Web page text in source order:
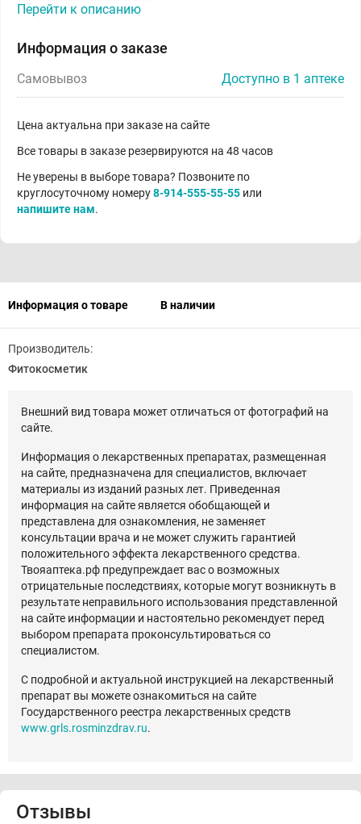
Перейти к описанию
Информация о заказе
Самовывоз Доступно в 1 аптеке
Цена актуальна при заказе на сайте
Все товары в заказе резервируются на 48 часов
Не уверены в выборе товара? Позвоните по
круглосуточному номеру8-914-555-55-55 или
напишите нам.
Информация о товаре В наличии
Производитель:
Фитокосметик
Внешний вид товара может отличаться от фотографий на
сайте.
Информация о лекарственных препаратах, размещенная
на сайте, предназначена для специалистов, включает
материалы из изданий разных лет. Приведенная
информация на сайте является обобщающей и
представлена для ознакомления, не заменяет
консультации врача и не может служить гарантией
положительного эффекта лекарственного средства.
Твояаптека.рф предупреждает вас о возможных
отрицательные последствиях, которые могут возникнуть в
результате неправильного использования представленной
на сайте информации и настоятельно рекомендует перед
выбором препарата проконсультироваться со
специалистом.
С подробной и актуальной инструкцией на лекарственный
препарат вы можете ознакомиться на сайте
Государственного реестра лекарственных средств
www.grls.rosminzdrav.ru.
Отзывы